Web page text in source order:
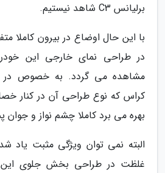
برلیانس C3 شاهد نیستیم.
با این حال اوضاع در بیرون کاملا
در طراحی نمای خارجی این
مشاهده می گردد. به خصوص
کراس که نوع طراحی آن در کنار
بهره می برد کاملا چشم نواز و جوان
البته نمی توان ویژگی مثبت یاد
غلظت در طراحی بخش جلوی این